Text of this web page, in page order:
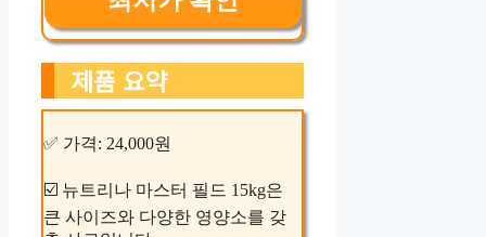
제품 요약
✅ 가격: 24,000원
☑️ 뉴트리나 마스터 필드 15kg은
큰 사이즈와 다양한 영양소를 갖